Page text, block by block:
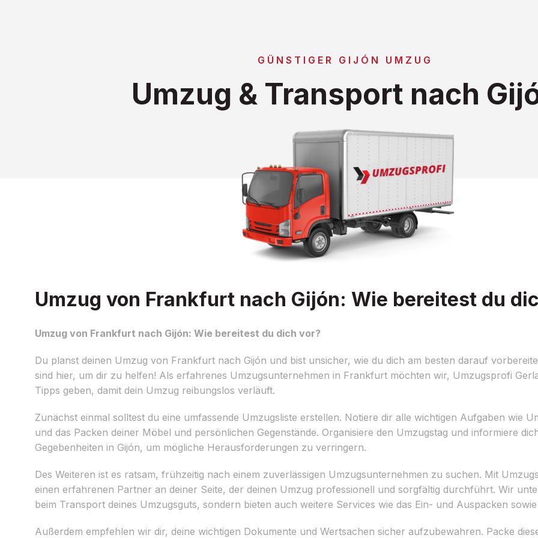
GÜNSTIGER GIJÓN UMZUG
Umzug & Transport nach
Umzug von Frankfurt nach Gijón: Wie bereitest du
Umzug von Frankfurt nach Gijón: Wie bereitest du dich vor?
Du planst deinen Umzug von Frankfurt nach Gijón und bist unsicher, wie du dich am besten darauf
sind hier, um dir zu helfen! Als erfahrenes Umzugsunternehmen in Frankfurt möchten wir, Umzugsprofi
Tipps geben, damit dein Umzug reibungslos verläuft.
Zunächst einmal solltest du eine umfassende Umzugsliste erstellen. Notiere dir alle wichtigen Aufgaben wie
und das Packen deiner Möbel und persönlichen Gegenstände. Organisiere den Umzugstag und informiere
Gegebenheiten in Gijón, um mögliche Herausforderungen zu verringern.
Des Weiteren ist es ratsam, frühzeitig nach einem zuverlässigen Umzugsunternehmen zu suchen. Mit
einen erfahrenen Partner an deiner Seite, der deinen Umzug professionell und sorgfältig durchführt. Wir
beim Transport deines Umzugsguts, sondern bieten auch weitere Services wie das Ein- und Auspacken
Außerdem empfehlen wir dir, deine wichtigen Dokumente und Wertsachen sicher aufzubewahren. Packe